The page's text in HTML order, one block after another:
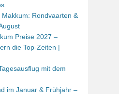
Rondvaarten &
Preise 2027 –
die Top-Zeiten |
mit dem
im Januar & Frühjahr –